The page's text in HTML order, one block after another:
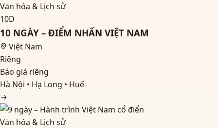
Văn hóa & Lịch sử
10D
10 NGÀY – ĐIỂM NHẤN VIỆT NAM
Việt Nam
Riêng
Báo giá riêng
Hà Nội • Hạ Long • Huế
→
Văn hóa & Lịch sử